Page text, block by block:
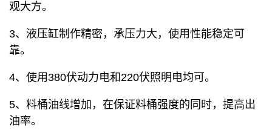
观大方。
3、液压缸制作精密，承压力大，使用性能稳定可
靠。
4、使用380伏动力电和220伏照明电均可。
5、料桶油线增加，在保证料桶强度的同时，提高出
油率。